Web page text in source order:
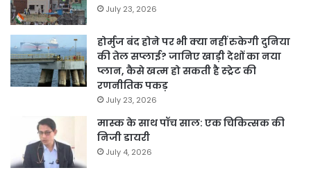
July 23, 2026
होर्मुज बंद होने पर भी क्या नहीं रुकेगी दुनिया
की तेल सप्लाई? जानिए खाड़ी देशों का नया
प्लान, कैसे खत्म हो सकती है स्ट्रेट की
रणनीतिक पकड़
July 23, 2026
मास्क के साथ पॉच साल: एक चिकित्सक की
निजी डायरी
July 4, 2026